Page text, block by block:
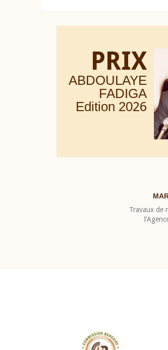
PRIX
ABDOULAYE
FADIGA
Edition 2026
Travaux de